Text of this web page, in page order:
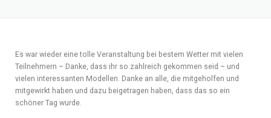
MITGLIED WERDEN KONTAKT LINKS
Es war wieder eine tolle Veranstaltung bei bestem Wetter mit vielen
Teilnehmern – Danke, dass ihr so zahlreich gekommen seid – und
vielen interessanten Modellen. Danke an alle, die mitgeholfen und
mitgewirkt haben und dazu beigetragen haben, dass das so ein
schöner Tag wurde.